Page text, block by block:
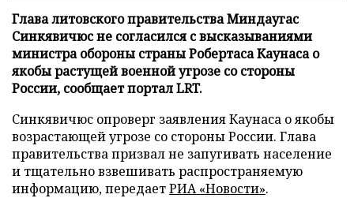
Глава литовского правительства Миндаугас
Синкявичюс не согласился с высказываниями
министра обороны страны Робертаса Каунаса о
якобы растущей военной угрозе со стороны
России, сообщает портал LRT.
Синкявичюс опроверг заявления Каунаса о якобы
возрастающей угрозе со стороны России. Глава
правительства призвал не запугивать население
и тщательно взвешивать распространяемую
информацию, передаетРИА «Новости».